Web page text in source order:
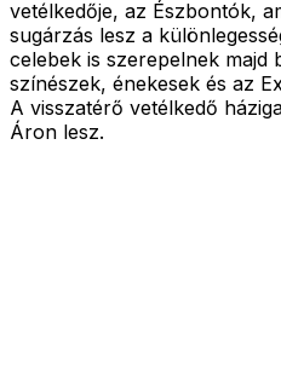
vetélkedője, az Észbontók,
sugárzás lesz a
celebek is szerepelnek
színészek, énekesek és az
A visszatérő vetélkedő
Áron lesz.